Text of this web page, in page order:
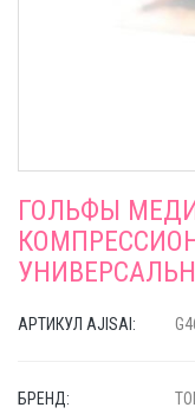
ГОЛЬФЫ
АРТИКУЛ AJISAI:
БРЕНД: